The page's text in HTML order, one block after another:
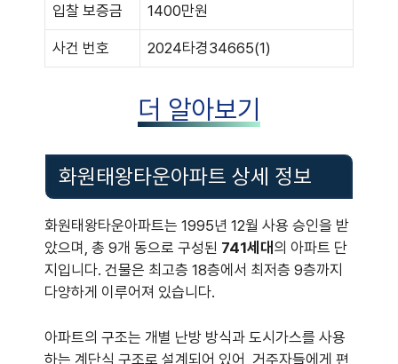
입찰 보증금 1400만원
사건 번호 2024타경34665(1)
더 알아보기
화원태왕타운아파트 상세 정보
화원태왕타운아파트는 1995년 12월 사용 승인을 받
았으며, 총 9개 동으로 구성된 741세대 의 아파트 단
지입니다. 건물은 최고층 18층에서 최저층 9층까지
다양하게 이루어져 있습니다.
아파트의 구조는 개별 난방 방식과 도시가스를 사용
하는 계단식 구조로 설계되어 있어, 거주자들에게 편